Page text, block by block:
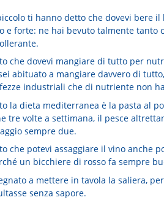
ti hanno detto che dovevi bere il
e forte: ne hai bevuto talmente tanto
che dovevi mangiare di tutto per
abituato a mangiare davvero di
industriali che di nutriente non
la dieta mediterranea è la pasta al
tre volte a settimana, il pesce
sempre due.
che potevi assaggiare il vino anche
un bicchiere di rosso fa sempre
a mettere in tavola la saliera,
senza sapore.